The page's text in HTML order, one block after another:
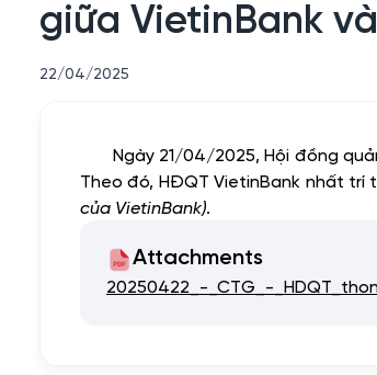
giữa VietinBank
22/04/2025
Ngày 21/04/2025, Hội đồng
Theo đó, HĐQT VietinBank nhất trí
của VietinBank).
Attachments
20250422_-_CTG_-